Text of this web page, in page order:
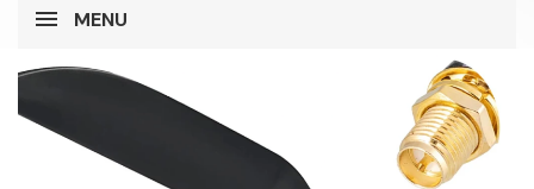
MENU